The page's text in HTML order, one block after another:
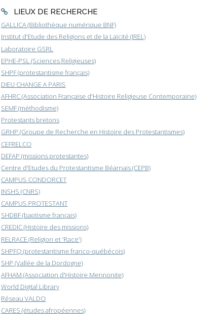
LIEUX DE RECHERCHE
GALLICA (Bibliothèque numérique BNF)
Institut d'Etude des Religions et de la Laïcité (IREL)
Laboratoire GSRL
EPHE-PSL (Sciences Religieuses)
SHPF (protestantisme français)
DIEU CHANGE A PARIS
AFHRC (Association Française d'Histoire Religieuse Contemporaine)
SEMF (méthodisme)
Protestants bretons
GRHP (Groupe de Recherche en Histoire des Protestantismes)
CEFRELCO
DEFAP (missions protestantes)
Centre d'Etudes du Protestantisme Béarnais (CEPB)
CAMPUS CONDORCET
INSHS (CNRS)
CAMPUS PROTESTANT
SHDBF (baptisme français)
CREDIC (Histoire des missions)
RELRACE (Religion et 'Race')
SHPFQ (protestantisme franco-québécois)
SHP (Vallée de la Dordogne)
AFHAM (Association d'Histoire Mennonite)
World Digital Library
Réseau VALDO
CARES (études afropéennes)